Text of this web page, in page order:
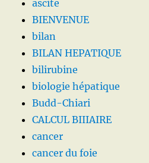
ascite
BIENVENUE
bilan
BILAN HEPATIQUE
bilirubine
biologie hépatique
Budd-Chiari
CALCUL BIIIAIRE
cancer
cancer du foie